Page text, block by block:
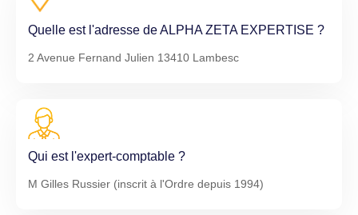
Quelle est l'adresse de ALPHA ZETA EXPERTISE ?
2 Avenue Fernand Julien 13410 Lambesc
Qui est l'expert-comptable ?
M Gilles Russier (inscrit à l'Ordre depuis 1994)